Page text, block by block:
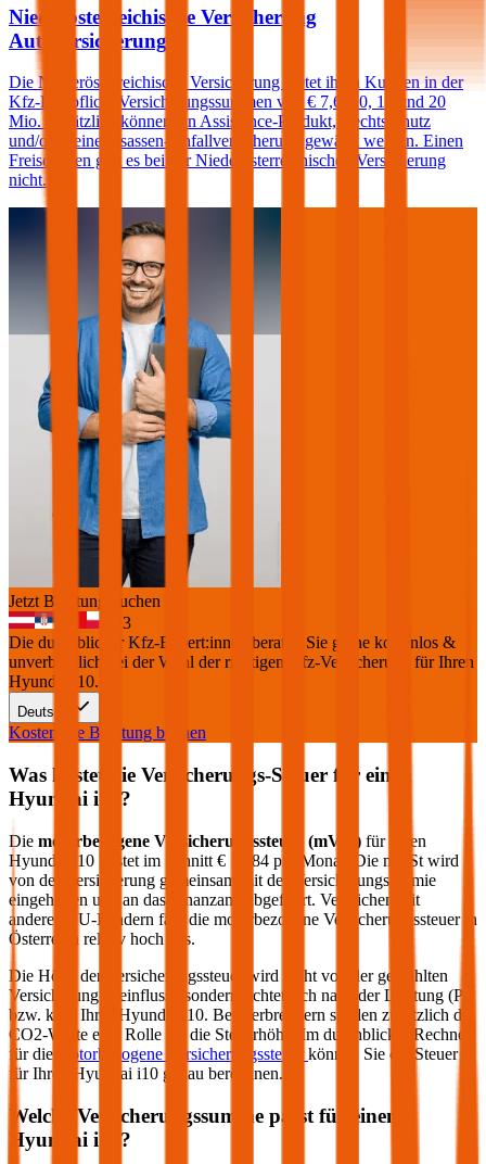
Niederösterreichische Versicherung
Autoversicherung
Die Niederösterreichische Versicherung bietet ihren Kunden in der
Kfz-Haftpflicht Versicherungssummen von € 7,6, 10, 15 und 20
Mio. Zusätzlich können ein Assistance-Produkt, Rechtsschutz
und/oder eine Insassen-Unfallversicherung gewählt werden. Einen
Freischaden gibt es bei der Niederösterreichischen Versicherung
nicht.
Jetzt Beratung buchen
+3
Die durchblicker Kfz-Expert:innen beraten Sie gerne kostenlos &
unverbindlich bei der Wahl der richtigen Kfz-Versicherung für Ihren
Hyundai i10.
Deutsch
Kostenlose Beratung buchen
Was kostet die Versicherungs-Steuer für einen
Hyundai i10 ?
Die motorbezogene Versicherungssteuer (mVSt) für einen
Hyundai
i10 kostet im Schnitt € 15,84 pro Monat. Die mVSt wird
von der Versicherung gemeinsam mit der Versicherungsprämie
eingehoben und an das Finanzamt abgeführt. Verglichen mit
anderen EU-Ländern fällt die motorbezogene Versicherungssteuer in
Österreich relativ hoch aus.
Die Höhe der Versicherungssteuer wird nicht von der gewählten
Versicherung beeinflusst, sondern richtet sich nach der Leistung (PS
bzw. kW) Ihres
Hyundai i10. Bei Verbrennern spielen zusätzlich die
CO2-Werte eine Rolle für die Steuerhöhe. Im durchblicker Rechner
für die
motorbezogene Versicherungssteuer können Sie die Steuer
für Ihren
Hyundai i10 genau berechnen.
Welche Versicherungssumme passt für einen
Hyundai i10 ?